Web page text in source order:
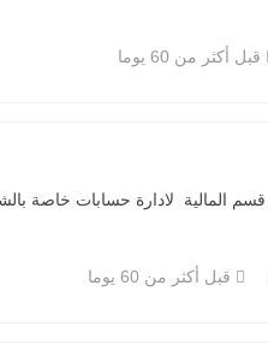
قبل أكثر من 60 يوما
قبل أكثر من 60 يوما